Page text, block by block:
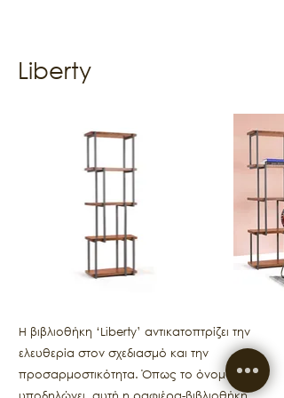
Liberty
Η βιβλιοθήκη ‘Liberty’ αντικατοπτρίζει την
ελευθερία στον σχεδιασμό και την
προσαρμοστικότητα. Όπως το όνομά της